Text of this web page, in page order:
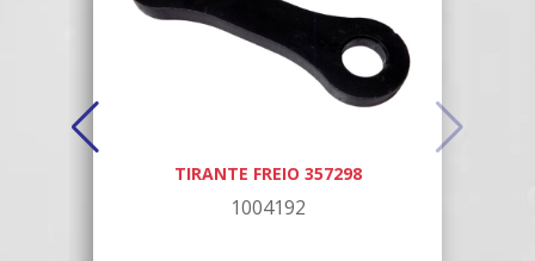
TIRANTE FREIO 357298
1004192